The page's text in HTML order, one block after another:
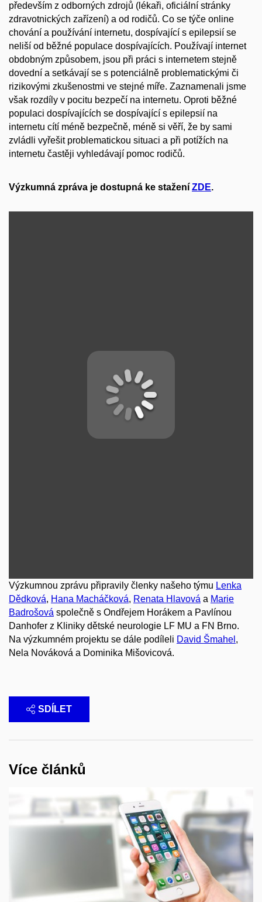
především z odborných zdrojů (lékaři, oficiální stránky
zdravotnických zařízení) a od rodičů. Co se týče online
chování a používání internetu, dospívající s epilepsií se
neliší od běžné populace dospívajících. Používají internet
obdobným způsobem, jsou při práci s internetem stejně
dovední a setkávají se s potenciálně problematickými či
rizikovými zkušenostmi ve stejné míře. Zaznamenali jsme
však rozdíly v pocitu bezpečí na internetu. Oproti běžné
populaci dospívajících se dospívající s epilepsií na
internetu cítí méně bezpečně, méně si věří, že by sami
zvládli vyřešit problematickou situaci a při potížích na
internetu častěji vyhledávají pomoc rodičů.
Výzkumná zpráva je dostupná ke stažení ZDE.
Výzkumnou zprávu připravily členky našeho týmu Lenka
Dědková, Hana Macháčková, Renata Hlavová a Marie
Badrošová společně s Ondřejem Horákem a Pavlínou
Danhofer z Kliniky dětské neurologie LF MU a FN Brno.
Na výzkumném projektu se dále podíleli David Šmahel ,
Nela Nováková a Dominika Mišovicová.
SDÍLET
Více článků